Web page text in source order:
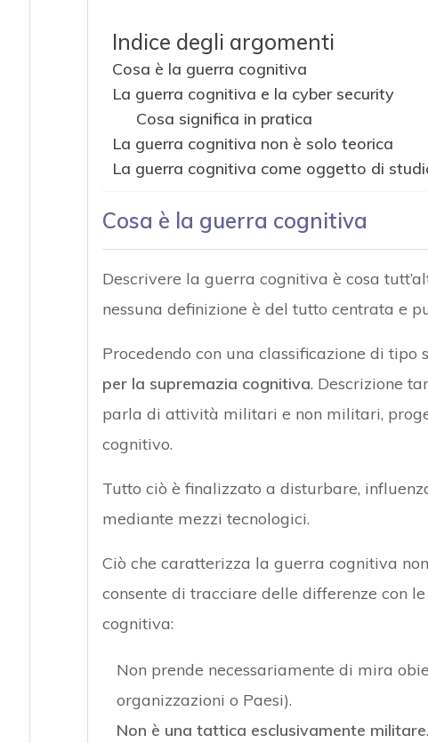
Indice degli argomenti
Cosa è la guerra cognitiva
La guerra cognitiva e la cyber security
Cosa significa in pratica
La guerra cognitiva non è solo teorica
La guerra cognitiva come oggetto di
Cosa è la guerra cognitiva
Descrivere la guerra cognitiva è cosa
nessuna definizione è del tutto centrata e
Procedendo con una classificazione di tipo
per la supremazia cognitiva. Descrizione
parla di attività militari e non militari,
cognitivo.
Tutto ciò è finalizzato a disturbare,
mediante mezzi tecnologici.
Ciò che caratterizza la guerra cognitiva
consente di tracciare delle differenze con
cognitiva:
Non prende necessariamente di mira
organizzazioni o Paesi).
Non è una tattica esclusivamente militare